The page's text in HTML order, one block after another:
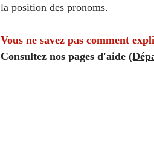
la position des pronoms.
Vous ne savez pas comment
Consultez nos pages d'aide